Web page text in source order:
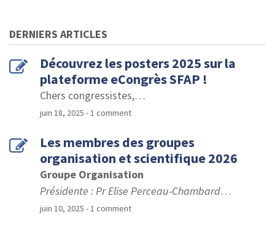
DERNIERS ARTICLES
Découvrez les posters 2025 sur la
plateforme eCongrès SFAP !
Chers congressistes,…
juin 18, 2025 - 1 comment
Les membres des groupes
organisation et scientifique 2026
Groupe Organisation
Présidente : Pr Elise Perceau-Chambard…
juin 10, 2025 - 1 comment